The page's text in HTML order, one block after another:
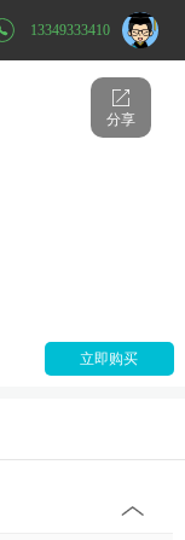
13349333410
分享
立即购买